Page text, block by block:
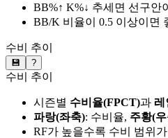
BB%↑ K%↓ 추세면 선구안
BB/K 비율이 0.5 이상이면
수비 추이
💾 ?
수비 추이
시즌별 수비율(FPCT)과 레
파랑(좌축): 수비율, 주황(
RF가 높을수록 수비 범위